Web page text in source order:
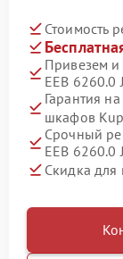
Стоимость
Привезем
EEB 6260.0
Гарантия
шкафов
Срочный
EEB 6260.0
Скидка для